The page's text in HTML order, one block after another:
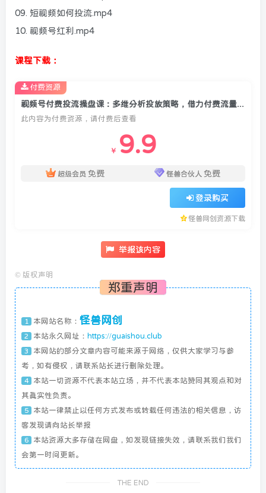
09. 短视频如何投流.mp4
10. 视频号红利.mp4
课程下载：
此内容为付费资源，请付费后查看
￥ 9.9
超级会员 免费 怪兽合伙人 免费
登录购买
怪兽网创资源下载
付费资源
举报该内容
© 版权声明
郑重声明
1 本网站名称： 怪兽网创
2 本站永久网址： https://guaishou.club
3
本网站的部分文章内容可能来源于网络，仅供大家学习与参
考，如有侵权，请联系站长进行删除处理。
4
本站一切资源不代表本站立场，并不代表本站赞同其观点和对
其真实性负责。
5
本站一律禁止以任何方式发布或转载任何违法的相关信息，访
客发现请向站长举报
6
本站资源大多存储在网盘，如发现链接失效，请联系我们我们
会第一时间更新。
THE END